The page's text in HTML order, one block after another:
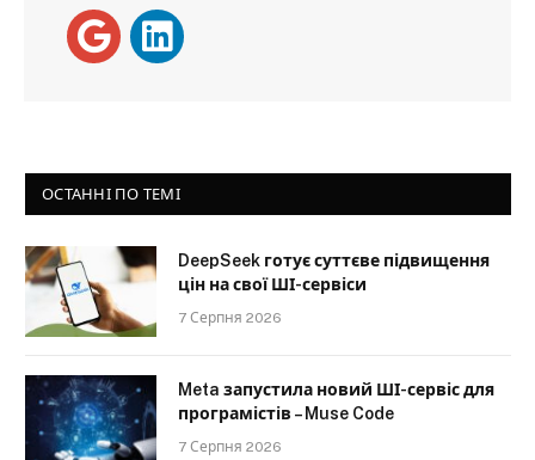
ОСТАННІ ПО ТЕМІ
DeepSeek готує суттєве підвищення
цін на свої ШІ-сервіси
7 Серпня 2026
Meta запустила новий ШІ-сервіс для
програмістів – Muse Code
7 Серпня 2026